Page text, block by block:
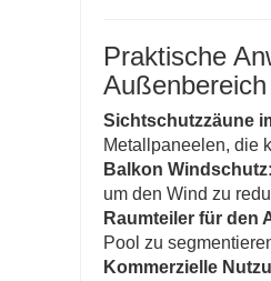
Praktische
Außenbereich
Sichtschutzzäune
Metallpaneelen, die
Balkon Windschutz:
um den Wind zu
Raumteiler für den
Pool zu
Kommerzielle